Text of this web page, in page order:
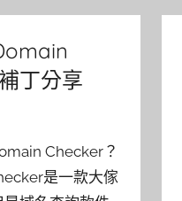
丁分享
Checker？
是一款大傢